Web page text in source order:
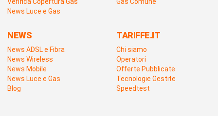
News Luce e Gas
NEWS
News ADSL e Fibra
News Wireless
News Mobile
News Luce e Gas
Blog
TARIFFE.IT
Chi siamo
Operatori
Offerte Pubblicate
Tecnologie Gestite
Speedtest